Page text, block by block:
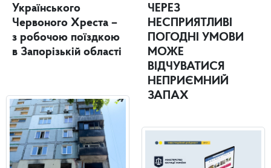
Українського
Червоного Хреста –
з робочою поїздкою
в Запорізькій області
ЧЕРЕЗ
НЕСПРИЯТЛИВІ
ПОГОДНІ УМОВИ
МОЖЕ
ВІДЧУВАТИСЯ
НЕПРИЄМНИЙ
ЗАПАХ